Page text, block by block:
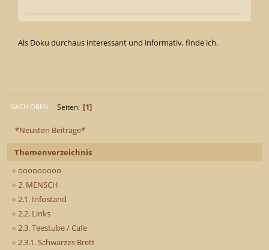
*Neusten Beiträge*
Themenverzeichnis
ooooooooo
2. MENSCH
2.1. Infostand
2.2. Links
2.3. Teestube / Cafe
2.3.1. Schwarzes Brett
Als Doku durchaus interessant und informativ, finde ich.
NACH OBEN Seiten 1